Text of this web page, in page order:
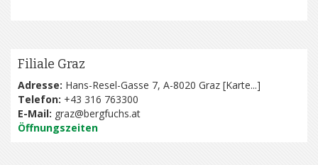
Filiale Graz
Adresse: Hans-Resel-Gasse 7, A-8020 Graz [Karte...]
Telefon: +43 316 763300
E-Mail: graz@bergfuchs.at
Öffnungszeiten